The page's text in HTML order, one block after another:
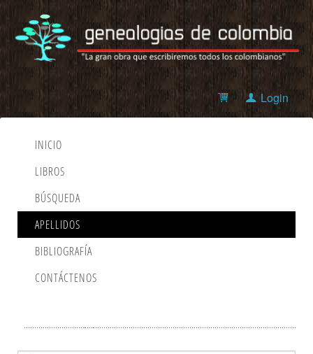
Login
INICIO
LIBROS
BÚSQUEDA
APELLIDOS
BIBLIOGRAFÍA
CONTÁCTENOS